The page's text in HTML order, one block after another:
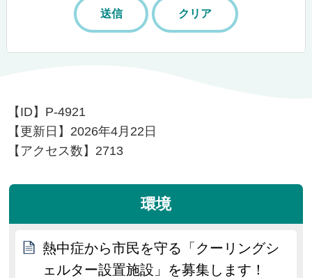
【ID】 P-4921
【更新日】 2026年4月22日
【アクセス数】 2713
環境
熱中症から市民を守る「クーリングシ
ェルター設置施設」を募集します！